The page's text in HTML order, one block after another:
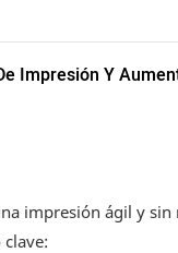
Impresión Y
impresión ágil y sin